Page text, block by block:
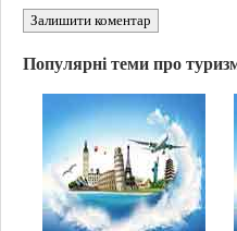
Залишити коментар
Популярні теми про